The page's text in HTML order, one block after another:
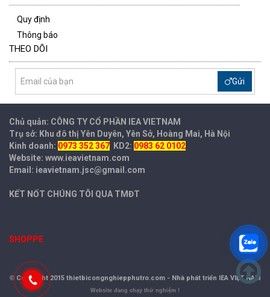
Quy định
Thông báo
THEO DÕI
Gửi
Chủ quản: CÔNG TY CỔ PHẦN IEAVIETNAM
Trụ sở: Khu đô thị Yên Duyên, Yên Sở, Hoàng Mai, Hà Nội
Kinh doanh: 0973 352 367 KD2: 0983 62 0102
Website: www.ieavietnam.com
Email: ieavietnam.jsc@gmail.com
KẾT NỐT CHÚNG TÔI QUA TMĐT
SHOPPE
© Copyright 2015 thietbicongnghiepphutro.com - Nhà phát triển IEA VIỆT NAM
Website đang chạy thử nghiệm !